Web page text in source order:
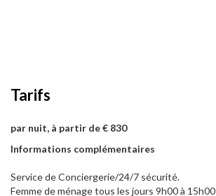
Tarifs
par nuit, à partir de € 830
Informations complémentaires
Service de Conciergerie/24/7 sécurité.
Femme de ménage tous les jours 9h00 à 15h00